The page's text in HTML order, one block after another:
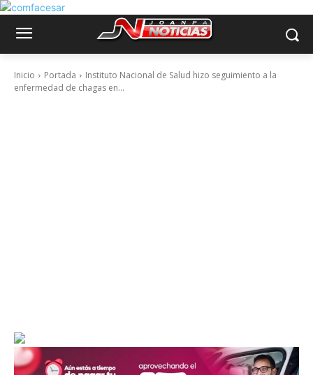
Inicio Portada
Instituto Nacional de Salud hizo seguimiento a la
enfermedad de chagas en...